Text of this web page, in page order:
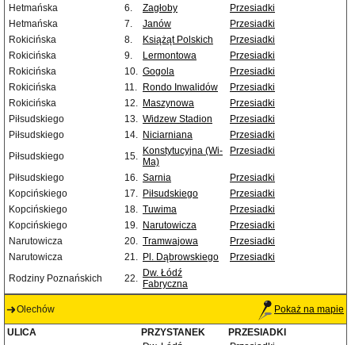
Hetmańska
6. Zagłoby
Przesiadki
Hetmańska
7. Janów
Przesiadki
Rokicińska
8. Książąt Polskich
Przesiadki
Rokicińska
9. Lermontowa
Przesiadki
Rokicińska
10. Gogola
Przesiadki
Rokicińska
11. Rondo Inwalidów
Przesiadki
Rokicińska
12. Maszynowa
Przesiadki
Piłsudskiego
13. Widzew Stadion
Przesiadki
Piłsudskiego
14. Niciarniana
Przesiadki
Piłsudskiego
15. Konstytucyjna (Wi-
Ma)
Przesiadki
Piłsudskiego 16. Sarnia
Przesiadki
Kopcińskiego
17. Piłsudskiego
Przesiadki
Kopcińskiego
18. Tuwima
Przesiadki
Kopcińskiego
19. Narutowicza
Przesiadki
Narutowicza
20. Tramwajowa
Przesiadki
Narutowicza
21. Pl. Dąbrowskiego
Przesiadki
Rodziny Poznańskich
22. Dw. Łódź
Fabryczna
Olechów Pokaż na mapie
ULICA PRZYSTANEK
PRZESIADKI